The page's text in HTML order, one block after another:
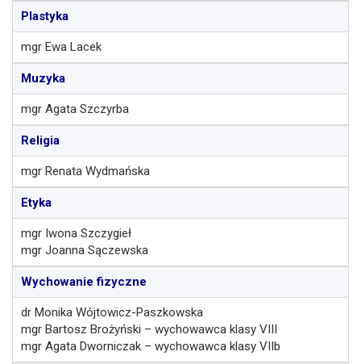
Plastyka
mgr Ewa Lacek
Muzyka
mgr Agata Szczyrba
Religia
mgr Renata Wydmańska
Etyka
mgr Iwona Szczygieł
mgr Joanna Sączewska
Wychowanie fizyczne
dr Monika Wójtowicz-Paszkowska
mgr Bartosz Brożyński – wychowawca klasy VIII
mgr Agata Dworniczak – wychowawca klasy VIIb